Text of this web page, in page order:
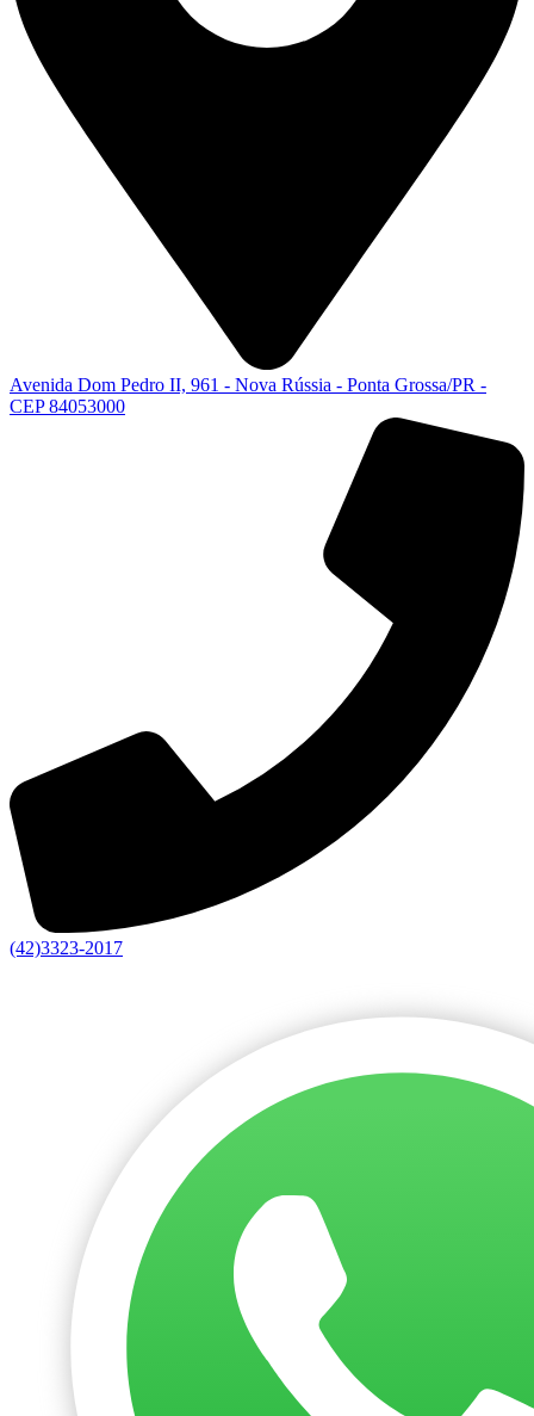
Avenida Dom Pedro II, 961 - Nova Rússia - Ponta Grossa/PR -
CEP 84053000
(42)3323-2017